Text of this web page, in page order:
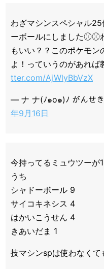
わざマシンスペシャル
ーボールにしました⚾︎⚾︎
もいい？？このポケモ
よ！っていうのがあれば
tter.com/AjWlyBbVzX
— ナ ナ(ﾉ๑о๑)ﾉ がんせ
年9月16日
今持ってるミュウツーが
うち
シャドーボール 9
サイコキネシス 4
はかいこうせん 4
きあいだま 1
技マシンspは使わなくて